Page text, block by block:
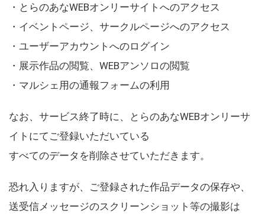
・とらのあなWEBオンリーサイトへのアクセス
・イベントページ、サークルページへのアクセス
・ユーザーアカウントへのログイン
・展示作品の閲覧、WEBアンソロの閲覧
・マルシェ用の通報フォームの利用
なお、サービス終了時に、とらのあなWEBオンリーサ
イトにてご登録いただいている
すべてのデータを削除させていただきます。
恐れ入りますが、ご登録された作品データの保存や、
送受信メッセージのスクリーンショット等の撮影は